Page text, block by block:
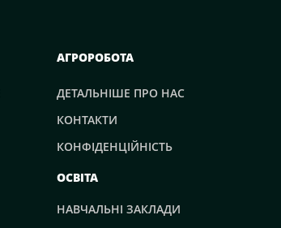
АГРОРОБОТА
ДЕТАЛЬНІШЕ ПРО НАС
КОНТАКТИ
КОНФІДЕНЦІЙНІСТЬ
ОСВІТА
НАВЧАЛЬНІ ЗАКЛАДИ